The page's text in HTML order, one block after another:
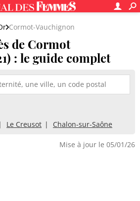
Cormot-Vauchignon
de Cormot
: le guide complet
Le Creusot Chalon-sur-Saône
Mise à jour le 05/01/26